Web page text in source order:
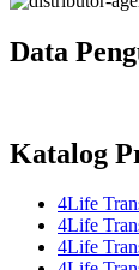
Data
Katalog
4Life
4Life
4Life